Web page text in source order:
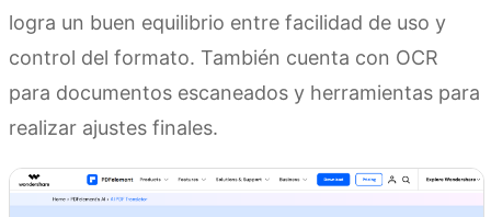
logra un buen equilibrio entre facilidad de uso y
control del formato. También cuenta con OCR
para documentos escaneados y herramientas para
realizar ajustes finales.